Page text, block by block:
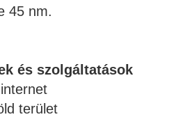
45 nm.
és szolgáltatások
terület